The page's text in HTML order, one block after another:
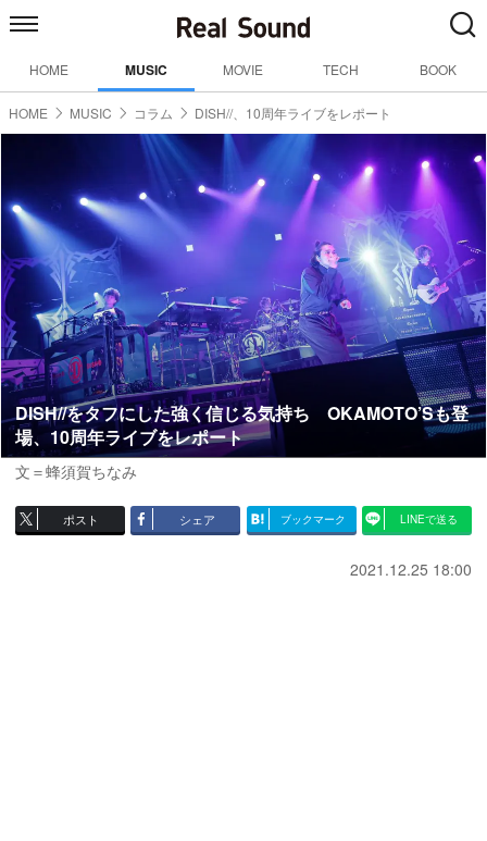
HOME MUSIC MOVIE TECH BOOK
HOME MUSIC コラム DISH//、10周年ライブをレポート
DISH//をタフにした強く信じる気持ち OKAMOTO’Sも登
場、10周年ライブをレポート
文＝蜂須賀ちなみ
ポスト シェア ブックマーク LINEで送る
2021.12.25 18:00